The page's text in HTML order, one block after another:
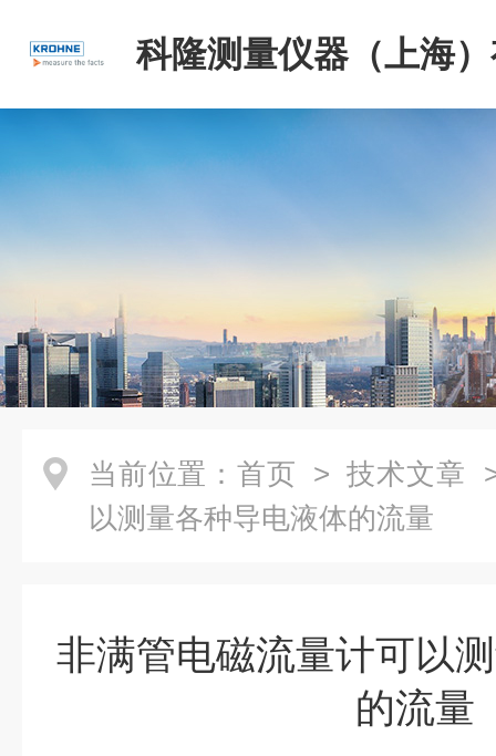
科隆测量仪器（上海
司
当前位置： 首页 > 技术文章
以测量各种导电液体的流量
非满管电磁流量计可以
的流量